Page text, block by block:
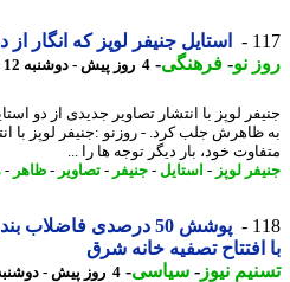
استایل جنیفر لوپز که انگار از دل
نو- فرهنگی-4 روز پیش - دوشنبه 12 مرداد 1405، 18:22
لوپز با انتشار تصاویر جدیدی از دو استایل
جلب کرد. - روزنو :جنیفر لوپز با
خود، بار دیگر توجه ها را ...
لوپز -استایل-جنیفر-تصاویر-ظاهر-
پوشش 50 درصدی فاضلاب
تصفیه خانه شرق
نیوز-سیاسی-
4 روز پیش - دوشنبه 12